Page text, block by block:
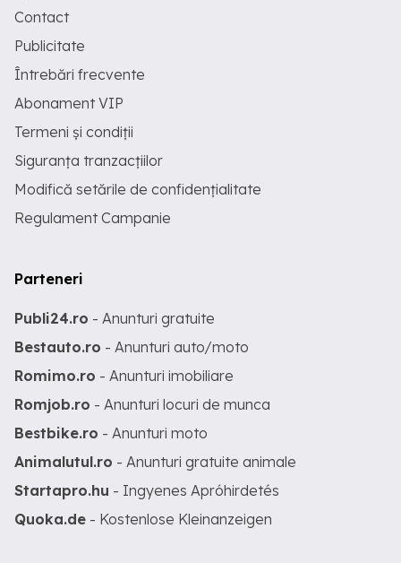
Contact
Publicitate
Întrebări frecvente
Abonament VIP
Termeni și condiții
Siguranța tranzacțiilor
Modifică setările de confidențialitate
Regulament Campanie
Parteneri
Publi24.ro - Anunturi gratuite
Bestauto.ro - Anunturi auto/moto
Romimo.ro - Anunturi imobiliare
Romjob.ro - Anunturi locuri de munca
Bestbike.ro - Anunturi moto
Animalutul.ro - Anunturi gratuite animale
Startapro.hu - Ingyenes Apróhirdetés
Quoka.de - Kostenlose Kleinanzeigen